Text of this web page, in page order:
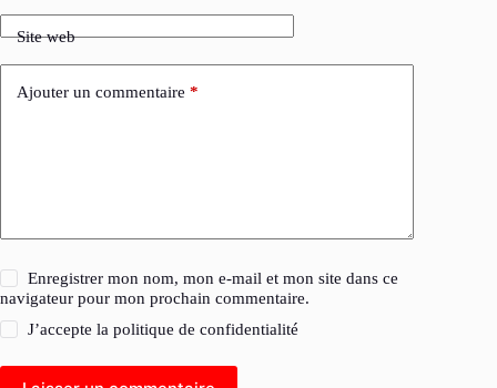
Site web
Ajouter un commentaire *
Enregistrer mon nom, mon e-mail et mon site dans ce
navigateur pour mon prochain commentaire.
J’accepte lapolitique de confidentialité